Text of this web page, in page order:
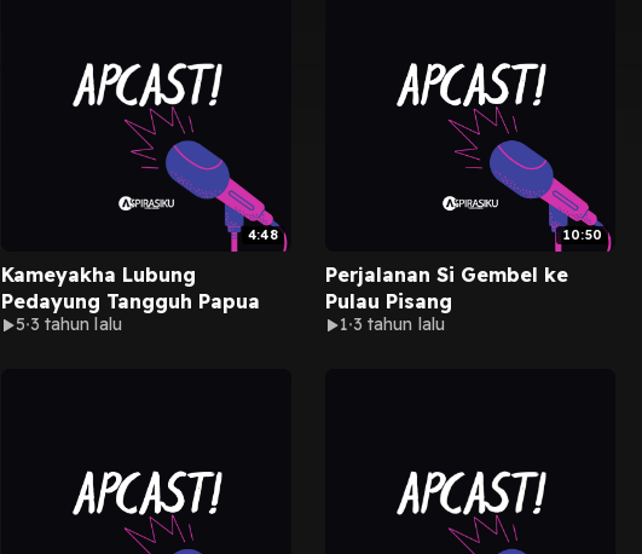
4:48
Kameyakha Lubung
Pedayung Tangguh Papua
5 3 tahun lalu
10:50
Perjalanan Si Gembel ke
Pulau Pisang
1 3 tahun lalu